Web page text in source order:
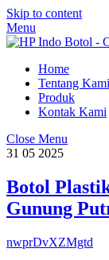
Skip to content
Menu
Home
Tentang Kami
Produk
Kontak Kami
Close Menu
31 05 2025
Botol
Gunung
nwprDvXZMgtd